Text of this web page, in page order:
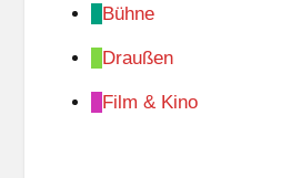
Bühne
Draußen
Film & Kino